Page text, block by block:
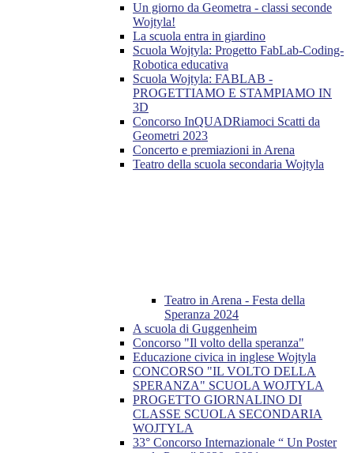
Un giorno da Geometra - classi seconde
Wojtyla!
La scuola entra in giardino
Scuola Wojtyla: Progetto FabLab-Coding-
Robotica educativa
Scuola Wojtyla: FABLAB -
PROGETTIAMO E STAMPIAMO IN
3D
Concorso InQUADRiamoci Scatti da
Geometri 2023
Concerto e premiazioni in Arena
Teatro della scuola secondaria Wojtyla
Teatro in Arena - Festa della
Speranza 2024
A scuola di Guggenheim
Concorso "Il volto della speranza"
Educazione civica in inglese Wojtyla
CONCORSO "IL VOLTO DELLA
SPERANZA" SCUOLA WOJTYLA
PROGETTO GIORNALINO DI
CLASSE SCUOLA SECONDARIA
WOJTYLA
33° Concorso Internazionale “ Un Poster